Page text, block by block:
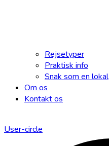
Rejsetyper
Praktisk info
Snak som en lokal
Om os
Kontakt os
User-circle